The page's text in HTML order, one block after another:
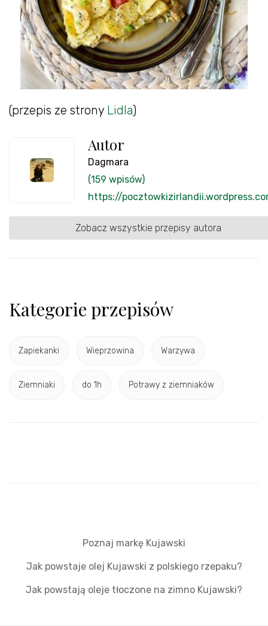
(przepis ze strony Lidla)
Autor
Dagmara
(159 wpisów)
https://
Zobacz wszystkie przepisy autora
Kategorie przepisów
Zapiekanki Wieprzowina Warzywa
Ziemniaki do 1h Potrawy z ziemniaków
Poznaj markę Kujawski
Jak powstaje olej Kujawski z polskiego rzepaku?
Jak powstają oleje tłoczone na zimno Kujawski?